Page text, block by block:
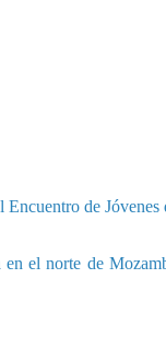
de
el norte de